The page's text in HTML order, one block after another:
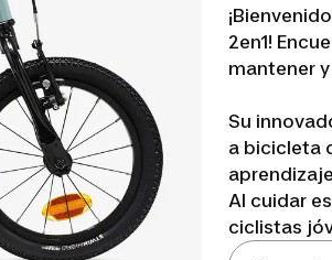
2en1!
mantener
Su
a bicicleta
Al cuidar
ciclistas